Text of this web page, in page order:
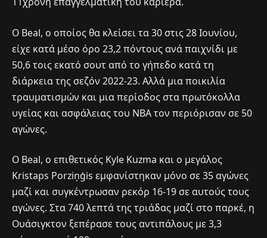
Ο Beal, ο οποίος θα κλείσει τα 30 στις 28 Ιουνίου,
είχε κατά μέσο όρο 23,2 πόντους ανά παιχνίδι με
50,6 τοις εκατό σουτ από το γήπεδο κατά τη
διάρκεια της σεζόν 2022-23. Αλλά μια ποικιλία
τραυματισμών και μια περίοδος στα πρωτόκολλα
υγείας και ασφάλειας του NBA τον περιόρισαν σε 50
αγώνες.
Ο Beal, ο επιθετικός Kyle Kuzma και ο μεγάλος
Kristaps Porziņģis εμφανίστηκαν μόνο σε 35 αγώνες
μαζί και συγκέντρωσαν ρεκόρ 16-19 σε αυτούς τους
αγώνες. Στα 740 λεπτά της τριάδας μαζί στο παρκέ, η
Ουάσιγκτον ξεπέρασε τους αντιπάλους με 3,3